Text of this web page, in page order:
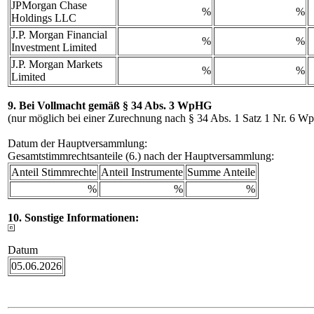
JPMorgan Chase
Holdings LLC
%
%
J.P. Morgan Financial
Investment Limited
%
%
J.P. Morgan Markets
Limited
% %
9. Bei Vollmacht gemäß § 34 Abs. 3 WpHG
(nur möglich bei einer Zurechnung nach § 34 Abs. 1 Satz 1 Nr. 6
Datum der Hauptversammlung:
Gesamtstimmrechtsanteile (6.) nach der Hauptversammlung:
Anteil Stimmrechte Anteil Instrumente Summe Anteile
%
% %
10. Sonstige Informationen:
Datum
05.06.2026